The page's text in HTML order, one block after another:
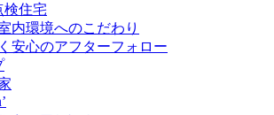
検住宅
内環境へのこだわり
安心のアフターフォロー